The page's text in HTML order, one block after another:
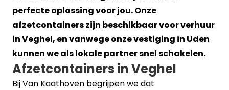
perfecte oplossing voor jou. Onze
afzetcontainers zijn beschikbaar voor verhuur
in Veghel, en vanwege onze vestiging in Uden
kunnen we als lokale partner snel schakelen.
Afzetcontainers in Veghel
Bij Van Kaathoven begrijpen we dat